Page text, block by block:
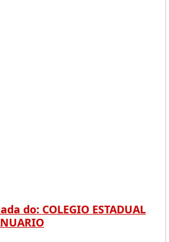
do: COLEGIO ESTADUAL